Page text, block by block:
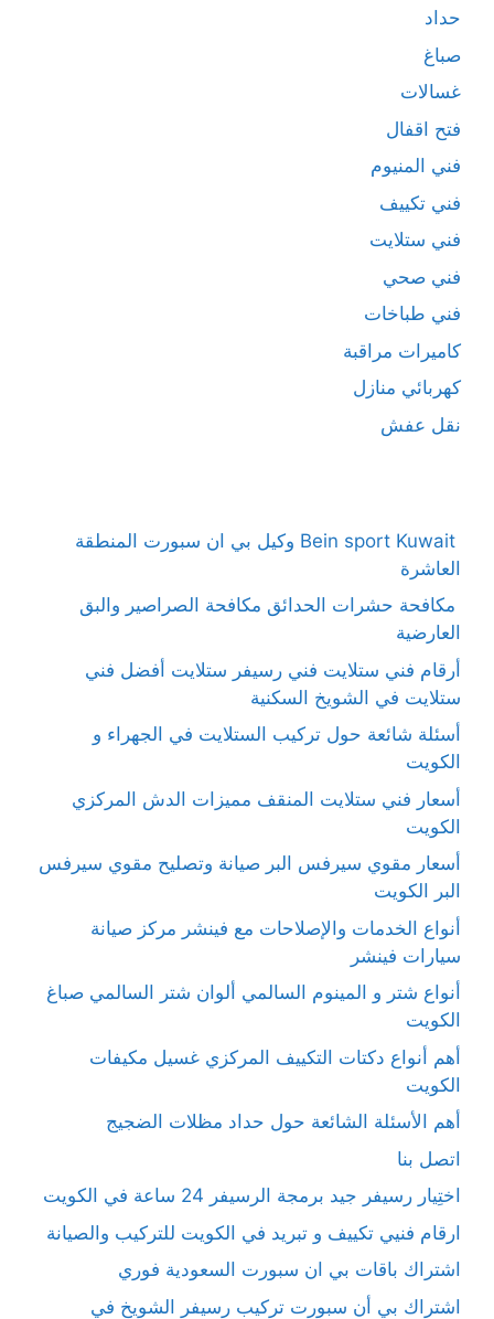
حداد
صباغ
غسالات
فتح اقفال
فني المنيوم
فني تكييف
فني ستلايت
فني صحي
فني طباخات
كاميرات مراقبة
كهربائي منازل
نقل عفش
Bein sport Kuwait وكيل بي ان سبورت المنطقة
العاشرة
مكافحة حشرات الحدائق مكافحة الصراصير والبق
العارضية
أرقام فني ستلايت فني رسيفر ستلايت أفضل فني
ستلايت في الشويخ السكنية
أسئلة شائعة حول تركيب الستلايت في الجهراء و
الكويت
أسعار فني ستلايت المنقف مميزات الدش المركزي
الكويت
أسعار مقوي سيرفس البر صيانة وتصليح مقوي سيرفس
البر الكويت
أنواع الخدمات والإصلاحات مع فينشر مركز صيانة
سيارات فينشر
أنواع شتر و المينوم السالمي ألوان شتر السالمي صباغ
الكويت
أهم أنواع دكتات التكييف المركزي غسيل مكيفات
الكويت
أهم الأسئلة الشائعة حول حداد مظلات الضجيج
اتصل بنا
اختِيار رسيفر جيد برمجة الرسيفر 24 ساعة في الكويت
ارقام فنيي تكييف و تبريد في الكويت للتركيب والصيانة
اشتراك باقات بي ان سبورت السعودية فوري
اشتراك بي أن سبورت تركيب رسيفر الشويخ في